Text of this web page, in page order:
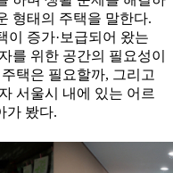
형태의 주택을 말한다.
이 증가·보급되어 왔는
를 위한 공간의 필요성이
택은 필요할까, 그리고
서울시 내에 있는 어르
가 봤다.